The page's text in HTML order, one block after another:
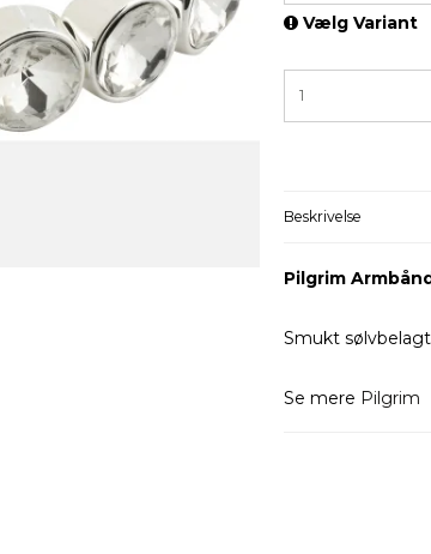
Vælg Variant
Beskrivelse
Pilgrim
Smukt
Se mere Pilgrim